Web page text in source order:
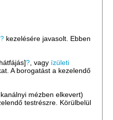
? kezelésére javasolt. Ebben
? , vagy ízületi
A borogatást a kezelendő
mézben elkevert)
testrészre. Körülbelül